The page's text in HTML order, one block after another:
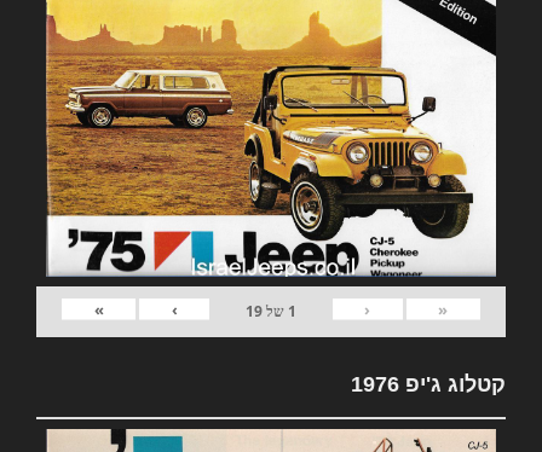
«
‹
1 של19
›
»
קטלוג ג'יפ 1976